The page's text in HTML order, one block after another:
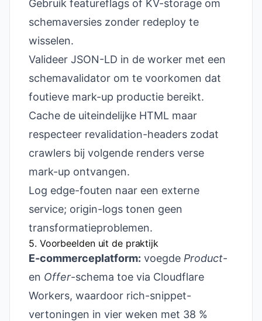
Gebruik featureflags of KV-storage om
schema­versies zonder redeploy te
wisselen.
Valideer JSON-LD in de worker met een
schemavalidator om te voorkomen dat
foutieve mark-up productie bereikt.
Cache de uiteindelijke HTML maar
respecteer revalidation-headers zodat
crawlers bij volgende renders verse
mark-up ontvangen.
Log edge-fouten naar een externe
service; origin-logs tonen geen
transformatieproblemen.
5. Voorbeelden uit de praktijk
E-commerceplatform: voegde Product-
en Offer-schema toe via Cloudflare
Workers, waardoor rich-snippet-
vertoningen in vier weken met 38 %